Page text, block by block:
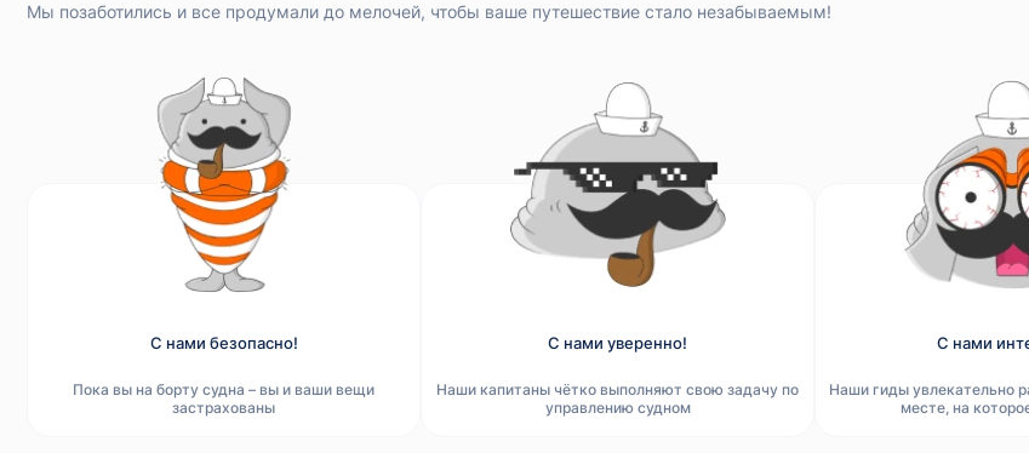
Мы позаботились и все продумали до мелочей, чтобы ваше путешествие стало незабываемым!
С нами безопасно!
Пока вы на борту судна – вы и ваши вещи
застрахованы
С нами уверенно!
Наши капитаны чётко выполняют свою задачу по
управлению судном
С нами
Наши гиды увлекательно
месте, на